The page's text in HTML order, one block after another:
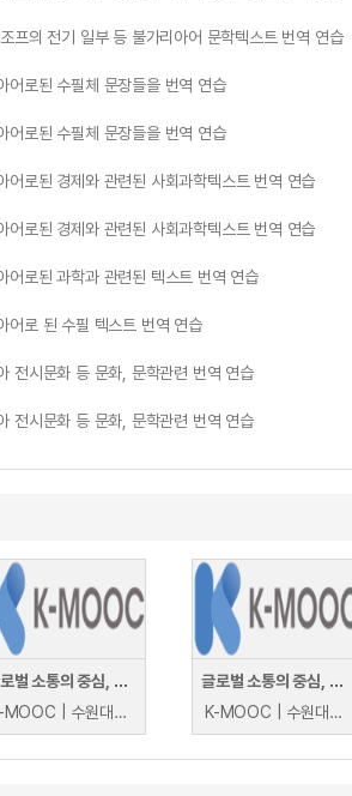
프의 전기 일부 등 불가리아어 문학텍스트 번역 연습
어로된 수필체 문장들을 번역 연습
어로된 수필체 문장들을 번역 연습
어로된 경제와 관련된 사회과학텍스트 번역 연습
어로된 경제와 관련된 사회과학텍스트 번역 연습
어로된 과학과 관련된 텍스트 번역 연습
어로 된 수필 텍스트 번역 연습
전시문화 등 문화, 문학관련 번역 연습
전시문화 등 문화, 문학관련 번역 연습
글로벌 소통의 중심, 통역과 번역
K-MOOC | 수원대학교 이혜승 교수
글로벌 소통의 중심, 통역과 번역
K-MOOC | 수원대학교 이혜승 교수